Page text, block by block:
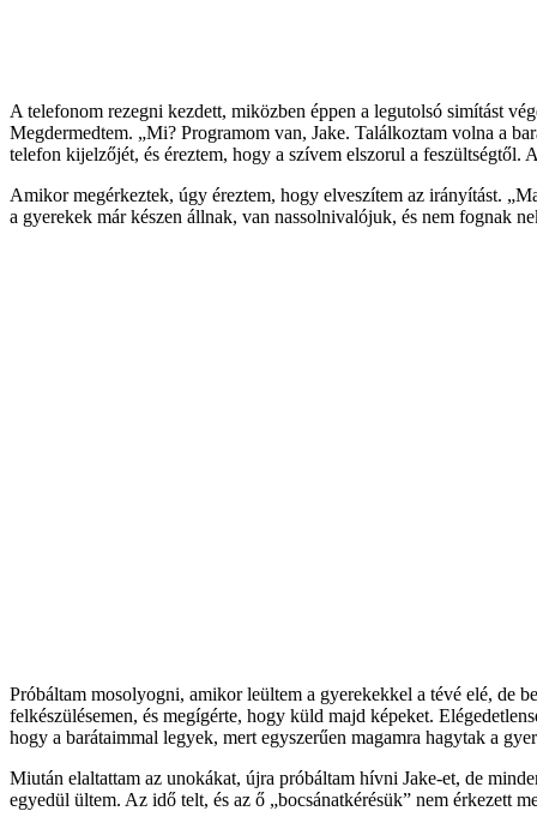
A telefonom rezegni kezdett, miközben éppen a legutolsó simítást
Megdermedtem. „Mi? Programom van, Jake. Találkoztam volna a
telefon kijelzőjét, és éreztem, hogy a szívem elszorul a feszültségtől.
Amikor megérkeztek, úgy éreztem, hogy elveszítem az irányítást.
a gyerekek már készen állnak, van nassolnivalójuk, és nem fognak
Próbáltam mosolyogni, amikor leültem a gyerekekkel a tévé elé,
felkészülésemen, és megígérte, hogy küld majd képeket.
hogy a barátaimmal legyek, mert egyszerűen magamra hagytak a
Miután elaltattam az unokákat, újra próbáltam hívni Jake-et, de
egyedül ültem. Az idő telt, és az ő „bocsánatkérésük” nem érkezett